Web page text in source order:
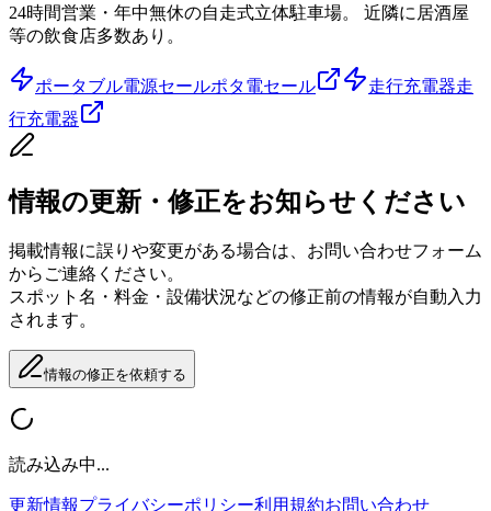
24時間営業・年中無休の自走式立体駐車場。 近隣に居酒屋
等の飲食店多数あり。
ポータブル電源セールポタ電セール 走行充電器走
行充電器
情報の更新・修正をお知らせください
掲載情報に誤りや変更がある場合は、お問い合わせフォーム
からご連絡ください。
スポット名・料金・設備状況などの修正前の情報が自動入力
されます。
情報の修正を依頼する
読み込み中...
更新情報プライバシーポリシー利用規約お問い合わせ